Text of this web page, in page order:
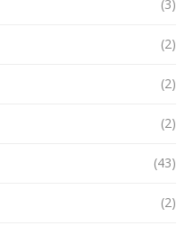
(3)
(2)
(2)
(2)
(43)
(2)